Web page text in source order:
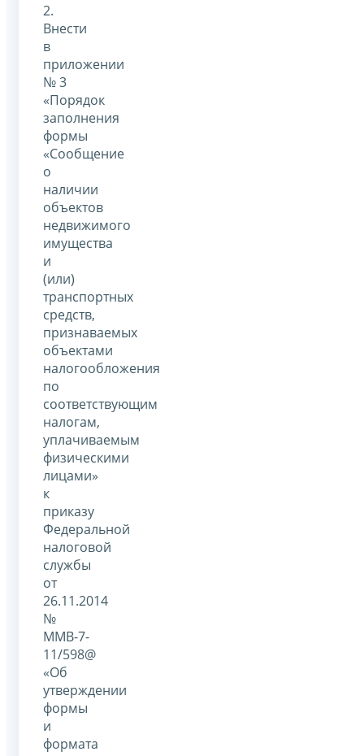
2.
Внести
в
приложении
№ 3
«Порядок
заполнения
формы
«Сообщение
о
наличии
объектов
недвижимого
имущества
и
(или)
транспортных
средств,
признаваемых
объектами
налогообложения
по
соответствующим
налогам,
уплачиваемым
физическими
лицами»
к
приказу
Федеральной
налоговой
службы
от
26.11.2014
№
ММВ-7-
11/598@
«Об
утверждении
формы
и
формата